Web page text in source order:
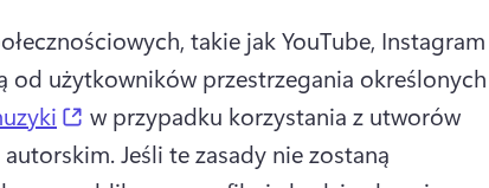
takie jak YouTube, Instagram
(opens in a new tab)
w przypadku korzystania z utworów
Jeśli te zasady nie zostaną